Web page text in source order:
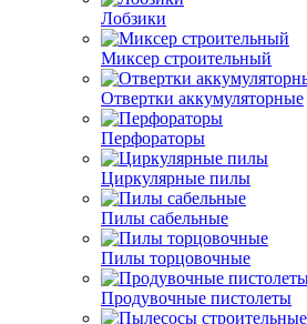
Лобзики
Миксер строительный
Отвертки аккумуляторные
Перфораторы
Циркулярные пилы
Пилы сабельные
Пилы торцовочные
Продувочные пистолеты